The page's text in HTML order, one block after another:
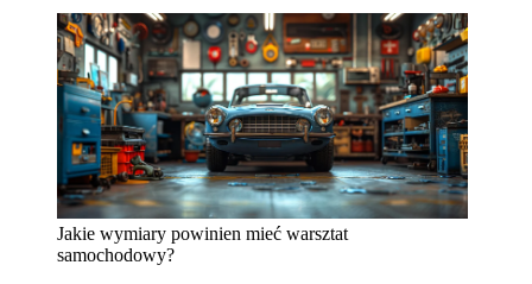
Jakie wymiary powinien mieć warsztat
samochodowy?